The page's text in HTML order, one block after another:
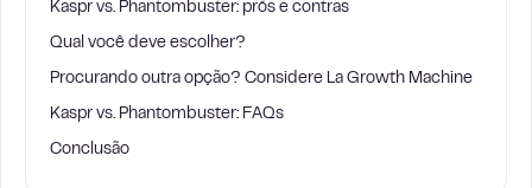
Kaspr vs. Phantombuster: prós e contras
Qual você deve escolher?
Procurando outra opção? Considere La Growth Machine
Kaspr vs. Phantombuster: FAQs
Conclusão